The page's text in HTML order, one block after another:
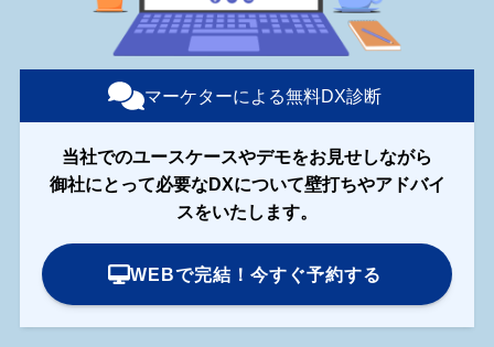
マーケターによる無料DX診断
当社でのユースケースやデモをお見せしながら
御社にとって必要なDXについて壁打ちやアドバイ
スをいたします。
WEBで完結！今すぐ予約する